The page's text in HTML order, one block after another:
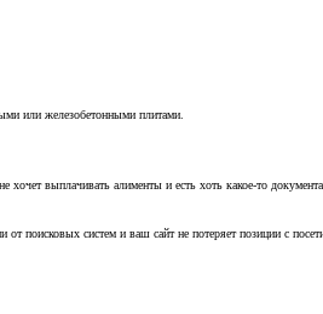
или железобетонными плитами.
выплачивать алименты и есть хоть какое-то
поисковых систем и ваш сайт не потеряет позиции с